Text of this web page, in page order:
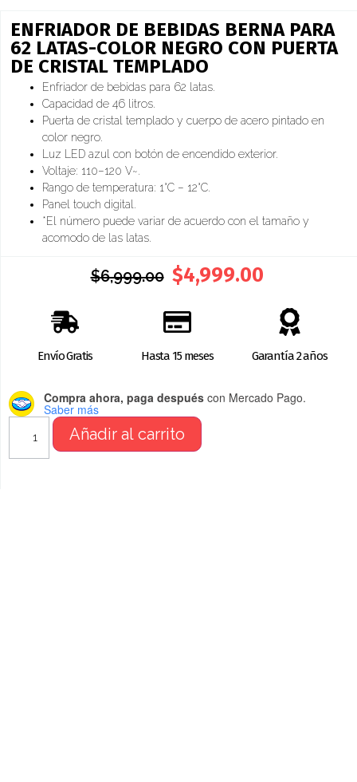
ENFRIADOR DE BEBIDAS BERNA PARA
62 LATAS-COLOR NEGRO CON PUERTA
DE CRISTAL TEMPLADO
Enfriador de bebidas para 62 latas.
Capacidad de 46 litros.
Puerta de cristal templado y cuerpo de acero pintado en
color negro.
Luz LED azul con botón de encendido exterior.
Voltaje: 110–120 V~.
Rango de temperatura: 1°C – 12°C.
Panel touch digital.
*El número puede variar de acuerdo con el tamaño y
acomodo de las latas.
$6,999.00 $4,999.00
Envío Gratis Hasta 15 meses Garantía 2 años
Compra ahora, paga después con Mercado Pago.
Saber más
Añadir al carrito